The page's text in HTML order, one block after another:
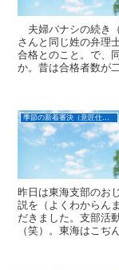
夫婦バナシの続き
さんと同じ姓の弁理
合格とのこと。で、
か。昔は合格者数が
季節の新着審決（意匠仕立て）
昨日は東海支部のお
説を（よくわからん
だきました。支部活
（笑）。東海はこ